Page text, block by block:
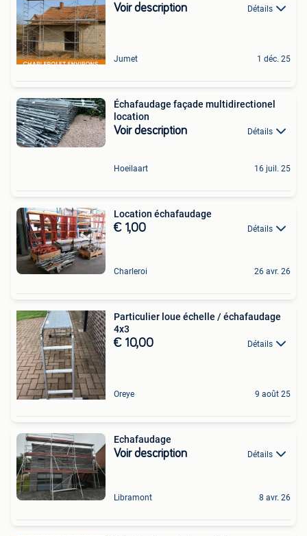
Voir description Détails
Jumet 1 déc. 25
Échafaudage façade multidirectionel
location
Voir description Détails
Hoeilaart 16 juil. 25
Location échafaudage
€ 1,00 Détails
Charleroi 26 avr. 26
Particulier loue échelle / échafaudage
4x3
€ 10,00 Détails
Oreye 9 août 25
Echafaudage
Voir description Détails
Libramont 8 avr. 26